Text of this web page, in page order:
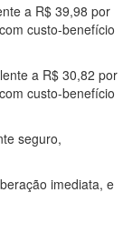
a R$ 39,98 por
custo-benefício
a R$ 30,82 por
custo-benefício
seguro,
imediata, e